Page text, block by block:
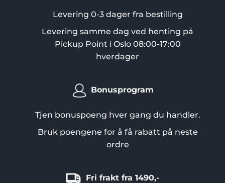
Levering 0-3 dager fra bestilling
Levering samme dag ved henting på
Pickup Point i Oslo 08:00-17:00
hverdager
Bonusprogram
Tjen bonuspoeng hver gang du handler.
Bruk poengene for å få rabatt på neste
ordre
Fri frakt fra 1490,-